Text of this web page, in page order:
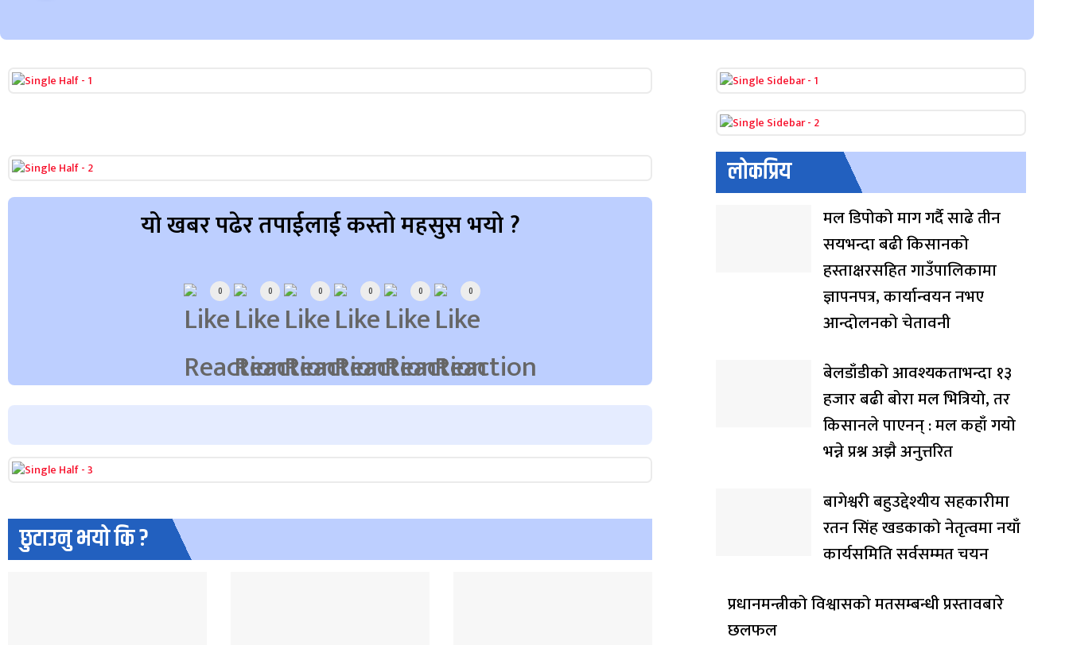
यो खबर पढेर तपाईलाई कस्तो महसुस भयो ?
0 0 0 0 0 0
छुटाउनु भयो कि ?
लोकप्रिय
मल डिपोको माग गर्दै साढे तीन
सयभन्दा बढी किसानको
हस्ताक्षरसहित गाउँपालिकामा
ज्ञापनपत्र, कार्यान्वयन नभए
आन्दोलनको चेतावनी
बेलडाँडीको आवश्यकताभन्दा १३
हजार बढी बोरा मल भित्रियो, तर
किसानले पाएनन् : मल कहाँ गयो
भन्ने प्रश्न अझै अनुत्तरित
बागेश्वरी बहुउद्देश्यीय सहकारीमा
रतन सिंह खडकाको नेतृत्वमा नयाँ
कार्यसमिति सर्वसम्मत चयन
प्रधानमन्त्रीको विश्वासको मतसम्बन्धी प्रस्तावबारे
छलफल